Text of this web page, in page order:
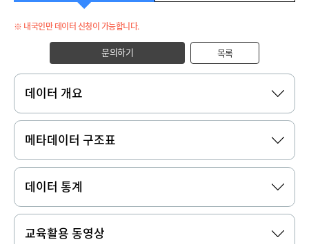
※ 내국인만 데이터 신청이 가능합니다.
문의하기 목록
데이터 개요
메타데이터 구조표
데이터 통계
교육활용 동영상